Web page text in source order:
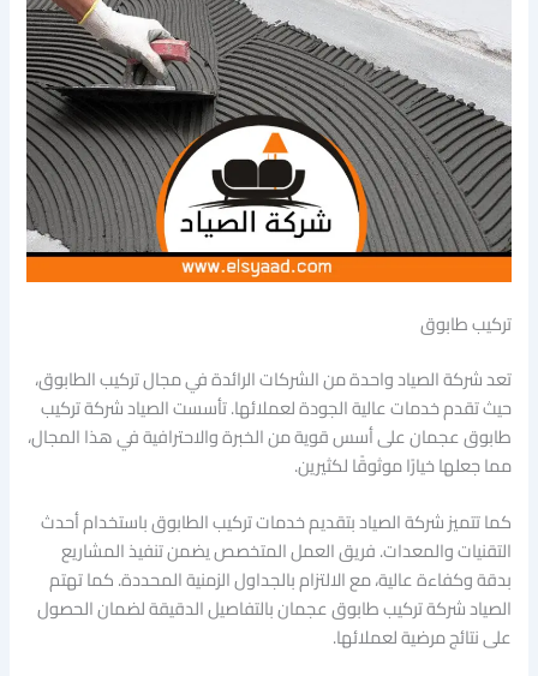
تركيب طابوق
تعد شركة الصياد واحدة من الشركات الرائدة في مجال تركيب الطابوق،
حيث تقدم خدمات عالية الجودة لعملائها. تأسست الصياد شركة تركيب
طابوق عجمان على أسس قوية من الخبرة والاحترافية في هذا المجال،
مما جعلها خيارًا موثوقًا لكثيرين.
كما تتميز شركة الصياد بتقديم خدمات تركيب الطابوق باستخدام أحدث
التقنيات والمعدات. فريق العمل المتخصص يضمن تنفيذ المشاريع
بدقة وكفاءة عالية، مع الالتزام بالجداول الزمنية المحددة. كما تهتم
الصياد شركة تركيب طابوق عجمان بالتفاصيل الدقيقة لضمان الحصول
على نتائج مرضية لعملائها.